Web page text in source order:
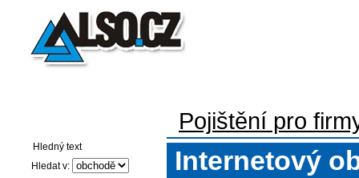
Hledat v:
Pojištění pro
Internetový